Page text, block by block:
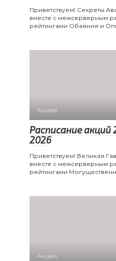
Приветствуем! Секреты
вместе с межсерверным
рейтингами Обаяния и
Акции
Расписание
2026
Приветствуем! Великая
вместе с межсерверным
рейтингами
Акции